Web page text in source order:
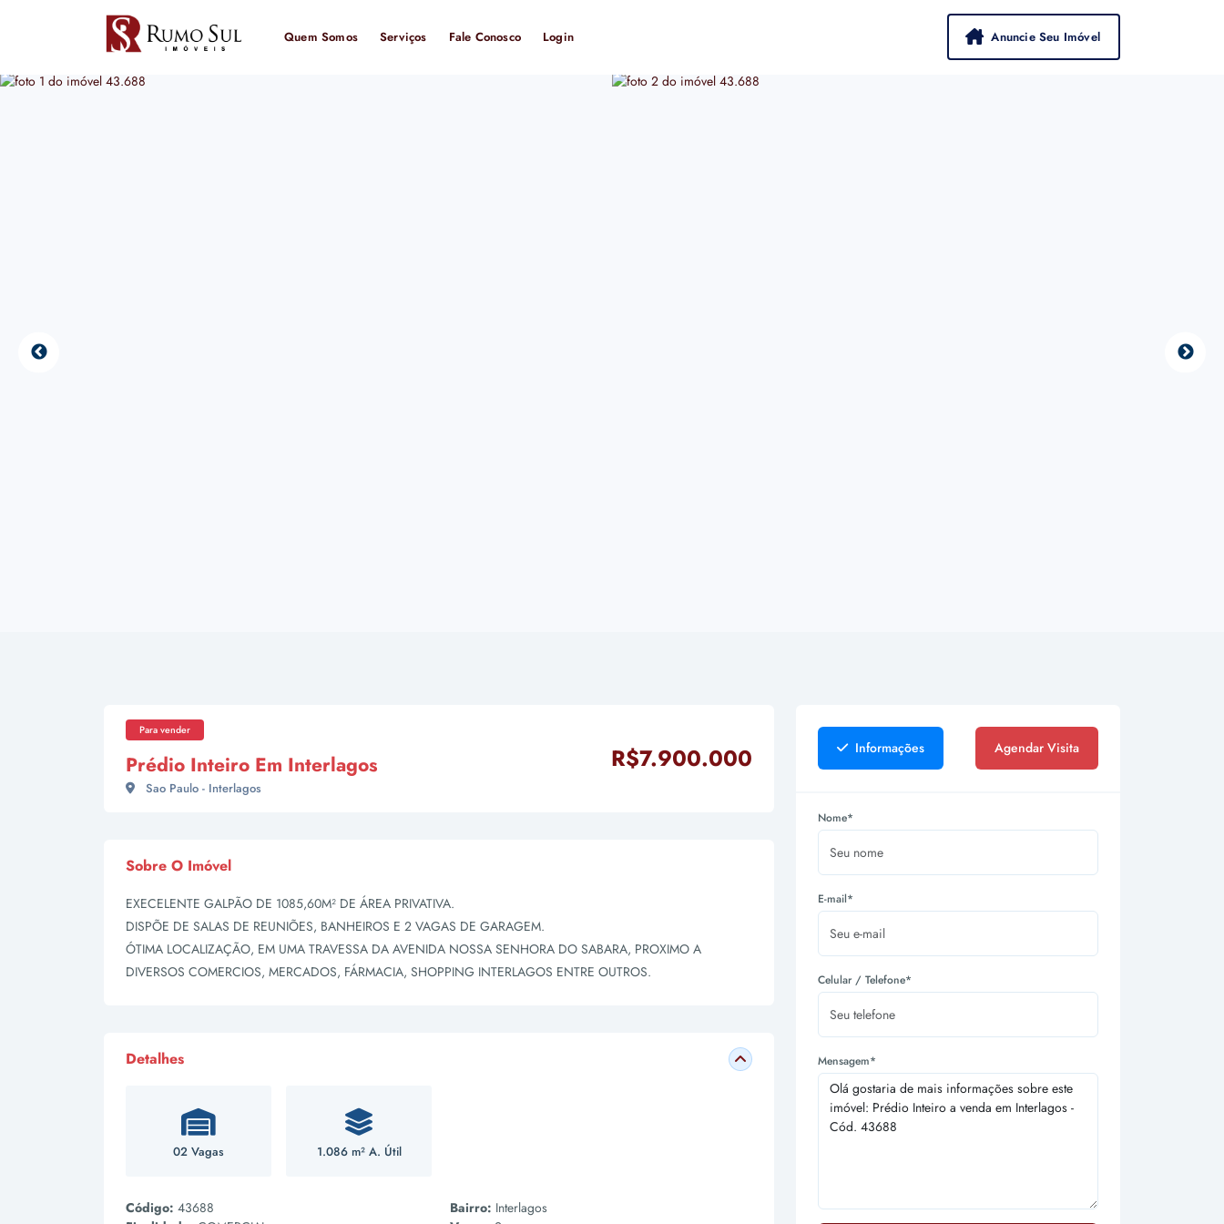
Quem Somos Serviços Fale Conosco Login Anuncie Seu Imóvel
Para vender
Prédio Inteiro Em Interlagos
Sao Paulo - Interlagos
R$7.900.000
Sobre O Imóvel
EXECELENTE GALPÃO DE 1085,60M² DE ÁREA PRIVATIVA.
DISPÕE DE SALAS DE REUNIÕES, BANHEIROS E 2 VAGAS DE GARAGEM.
ÓTIMA LOCALIZAÇÃO, EM UMA TRAVESSA DA AVENIDA NOSSA SENHORA DO SABARA, PROXIMO A
DIVERSOS COMERCIOS, MERCADOS, FÁRMACIA, SHOPPING INTERLAGOS ENTRE OUTROS.
Detalhes
02 Vagas 1.086 m² A. Útil
Código: 43688
Bairro: Interlagos
Informações Agendar Visita
Nome*
E-mail*
Celular / Telefone*
Mensagem*